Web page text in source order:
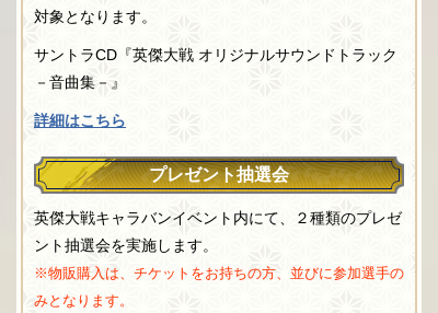
対象となります。
サントラCD 『英傑大戦 オリジナルサウンドトラック
－音曲集－』
詳細はこちら
プレゼント抽選会
英傑大戦キャラバンイベント内にて、２種類のプレゼ
ント抽選会を実施します。
※物販購入は、チケットをお持ちの方、並びに参加選手の
みとなります。